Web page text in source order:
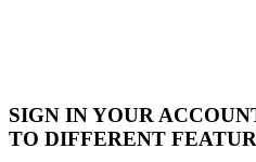
SIGN IN YOUR
TO DIFFERENT